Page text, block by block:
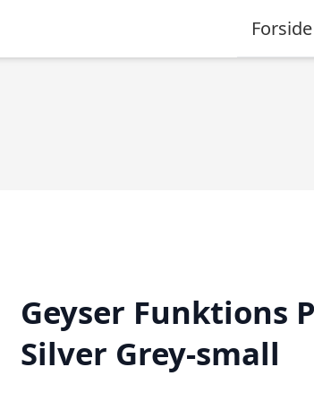
Forside
Geyser Funktions
Silver Grey-small